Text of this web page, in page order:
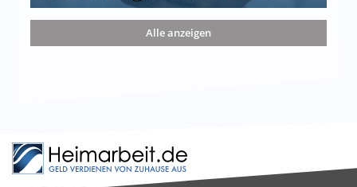
die 15 besten Möglichkeiten
Alle anzeigen